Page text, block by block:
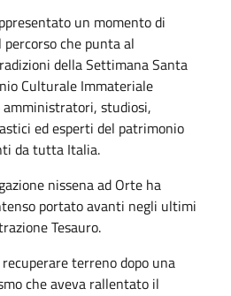
un momento di
che punta al
della Settimana Santa
Culturale Immateriale
amministratori, studiosi,
ed esperti del patrimonio
da tutta Italia.
nissena ad Orte ha
portato avanti negli ultimi
Tesauro.
terreno dopo una
che aveva rallentato il